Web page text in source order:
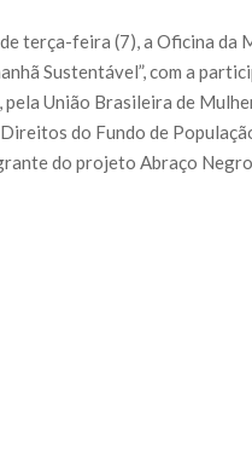
terça-feira (7), a Oficina da
Sustentável”, com a
União Brasileira de
do Fundo de
do projeto Abraço